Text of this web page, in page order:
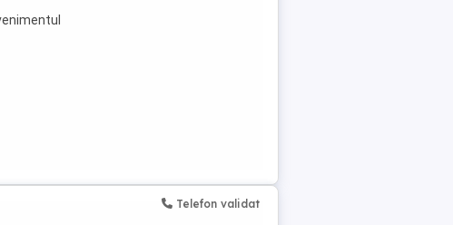
Telefon validat